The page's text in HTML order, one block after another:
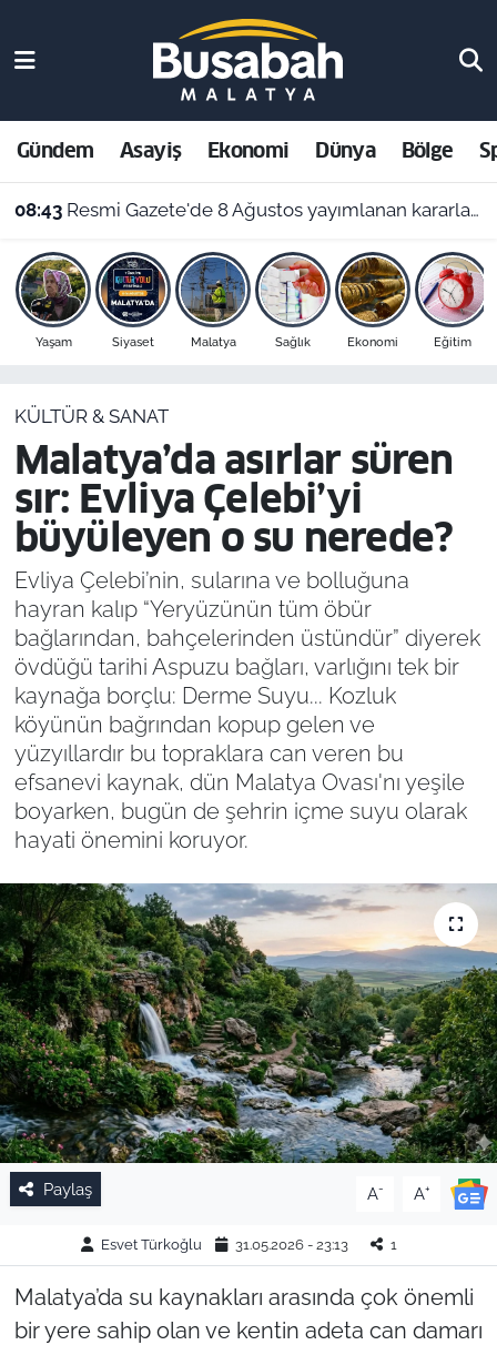
Gündem Asayiş Ekonomi Dünya Bölge
08:43 Resmi Gazete'de 8 Ağustos yayımlanan kararlar belli oldu
Yaşam Siyaset Malatya Sağlık Ekonomi Eğitim
KÜLTÜR & SANAT
Malatya’da asırlar süren
sır: Evliya Çelebi’yi
büyüleyen o su nerede?
Evliya Çelebi’nin, sularına ve bolluğuna
hayran kalıp “Yeryüzünün tüm öbür
bağlarından, bahçelerinden üstündür” diyerek
övdüğü tarihi Aspuzu bağları, varlığını tek bir
kaynağa borçlu: Derme Suyu... Kozluk
köyünün bağrından kopup gelen ve
yüzyıllardır bu topraklara can veren bu
efsanevi kaynak, dün Malatya Ovası'nı yeşile
boyarken, bugün de şehrin içme suyu olarak
hayati önemini koruyor.
Paylaş A- A+
Esvet Türkoğlu 31.05.2026 - 23:13 1
Malatya’da su kaynakları arasında çok önemli
bir yere sahip olan ve kentin adeta can damarı
Asayiş
Ekonomi
Dünya
Bölge
Resmi İlanlar
Malatya Nöbetçi Eczaneler
Malatya Hava Durumu
Malatya Namaz Vakitleri
Malatya Trafik Yoğunluk Haritası
Süper Lig Puan Durumu ve Fikstür
Son Dakika Haberleri
Haber Arşivi